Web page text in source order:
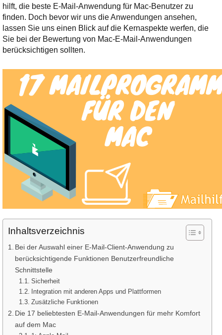
hilft, die beste E-Mail-Anwendung für Mac-Benutzer zu
finden. Doch bevor wir uns die Anwendungen ansehen,
lassen Sie uns einen Blick auf die Kernaspekte werfen, die
Sie bei der Bewertung von Mac-E-Mail-Anwendungen
berücksichtigen sollten.
Inhaltsverzeichnis
Bei der Auswahl einer E-Mail-Client-Anwendung zu
berücksichtigende Funktionen Benutzerfreundliche
Schnittstelle
Sicherheit
Integration mit anderen Apps und Plattformen
Zusätzliche Funktionen
Die 17 beliebtesten E-Mail-Anwendungen für mehr Komfort
auf dem Mac